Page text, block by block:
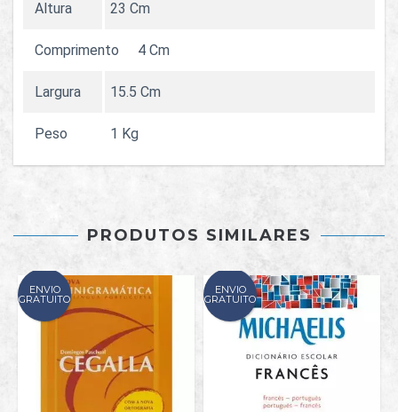
Altura 23 Cm
Comprimento 4 Cm
Largura 15.5 Cm
Peso 1 Kg
PRODUTOS SIMILARES
ENVIO
GRATUITO
ENVIO
GRATUITO